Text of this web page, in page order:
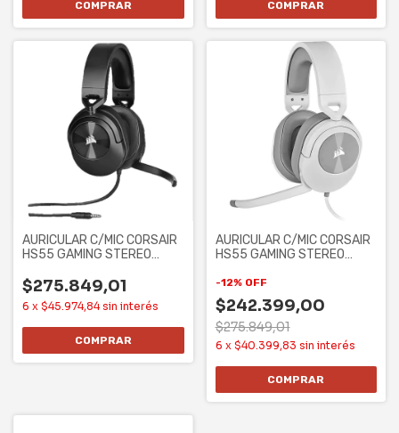
AURICULAR C/MIC CORSAIR
HS55 GAMING STEREO
$275.849,01
6 x $45.974,84 sin interés
AURICULAR C/MIC CORSAIR
HS55 GAMING STEREO
-12% OFF
$242.399,00
$275.849,01
6 x $40.399,83 sin interés